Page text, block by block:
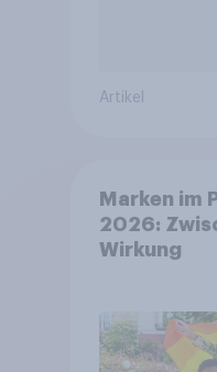
Artikel
Marken im
2026:
Wirkung